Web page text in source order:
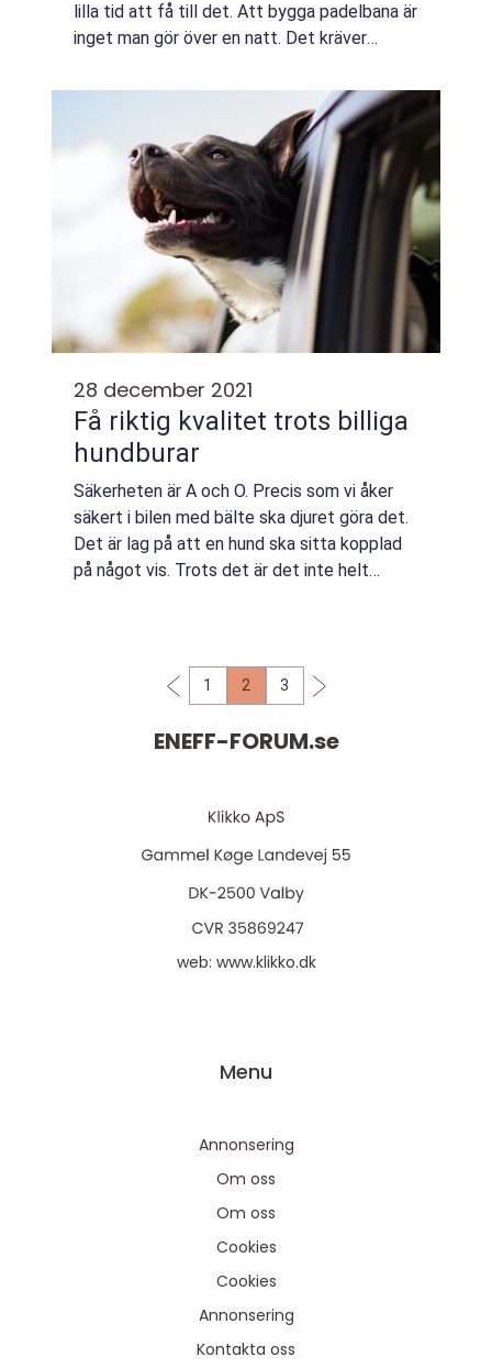
lilla tid att få till det. Att bygga padelbana är
inget man gör över en natt. Det kräver
är igång. Först ska det köpas en to...
28 december 2021
Få riktig kvalitet trots billiga
hundburar
Säkerheten är A och O. Precis som vi åker
säkert i bilen med bälte ska djuret göra det.
Det är lag på att en hund ska sitta kopplad
på något vis. Trots det är det inte helt
1 2 3
ENEFF-FORUM.se
web: www.klikko.dk
Menu
Annonsering
Om oss
Om oss
Cookies
Cookies
Annonsering
Kontakta oss